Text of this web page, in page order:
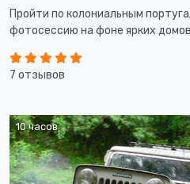
Пройти по колониальным
фотосессию на фоне ярких домов
7 отзывов
10 часов